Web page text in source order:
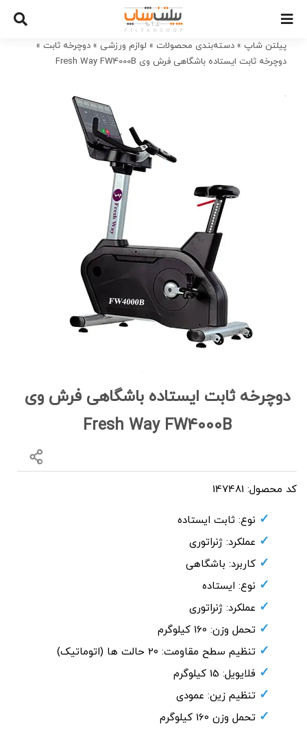
contentپیلتن شاپ » دسته‌بندی محصولات » لوازم ورزشی » دوچرخه ثابت »
دوچرخه ثابت ایستاده باشگاهی فرش وی Fresh Way FW4000B
دوچرخه ثابت ایستاده باشگاهی فرش وی
Fresh Way FW4000B
کد محصول: 147481
نوع: ثابت ایستاده
عملکرد: ژنراتوری
کاربرد: باشگاهی
نوع: ایستاده
عملکرد: ژنراتوری
تحمل وزن: 160 کیلوگرم
تنظیم سطح مقاومت: 20 حالت ها (اتوماتیک)
فلایویل: 15 کیلوگرم
تنظیم زین: عمودی
تحمل وزن 160 کیلوگرم